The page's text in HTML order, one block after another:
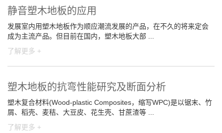
静音塑木地板的应用
发展室内用塑木地板作为顺应潮流发展的产品，在不久的将来定会
成为主流产品。但目前在国内，塑木地板大部 ...
了解更多 +
塑木地板的抗弯性能研究及断面分析
塑木复合材料(Wood-plastic Composites，缩写WPC)是以锯末、竹
屑、稻壳、麦秸、大豆皮、花生壳、甘蔗渣等 ...
了解更多 +